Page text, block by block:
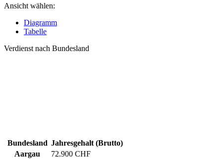
Ansicht wählen:
Diagramm
Tabelle
Verdienst nach Bundesland
Bundesland Jahresgehalt (Brutto)
Aargau
72.900 CHF